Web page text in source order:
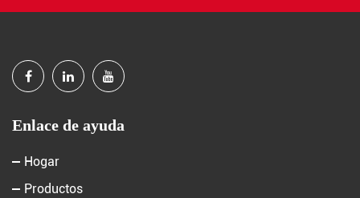
Enlace de ayuda
Hogar
Productos